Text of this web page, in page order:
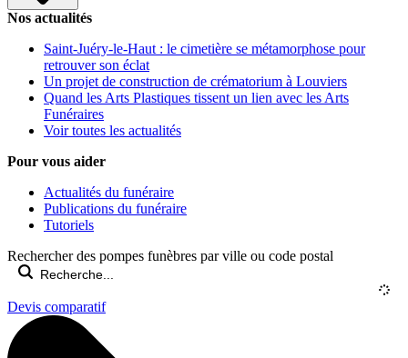
Nos actualités
Saint-Juéry-le-Haut : le cimetière se métamorphose pour
retrouver son éclat
Un projet de construction de crématorium à Louviers
Quand les Arts Plastiques tissent un lien avec les Arts
Funéraires
Voir toutes les actualités
Pour vous aider
Actualités du funéraire
Publications du funéraire
Tutoriels
Rechercher des pompes funèbres par ville ou code postal
Devis comparatif